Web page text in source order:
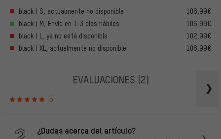
black | S, actualmente no disponible
106,99€
black | M, Envío en 1-3 días hábiles
106,99€
black | L, ya no está disponible
102,99€
black | XL, actualmente no disponible
106,99€
EVALUACIONES (2)
5
¿Dudas acerca del artículo?